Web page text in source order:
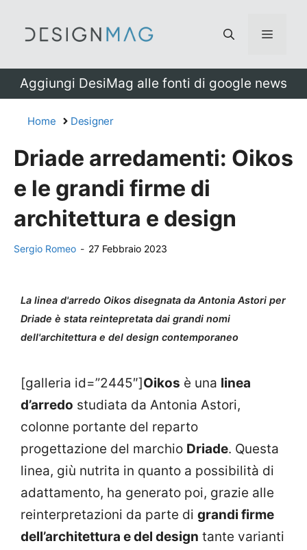
Menu
Aggiungi DesiMag alle fonti di google news
Home Designer
Driade arredamenti: Oikos
e le grandi firme di
architettura e design
Sergio Romeo - 27 Febbraio 2023
La linea d'arredo Oikos disegnata da Antonia Astori per
Driade è stata reintepretata dai grandi nomi
dell'architettura e del design contemporaneo
[galleria id=”2445″]Oikos è una linea
d’arredo studiata da Antonia Astori,
colonne portante del reparto
progettazione del marchio Driade. Questa
linea, giù nutrita in quanto a possibilità di
adattamento, ha generato poi, grazie alle
reinterpretazioni da parte di grandi firme
dell’architettura e del design tante varianti